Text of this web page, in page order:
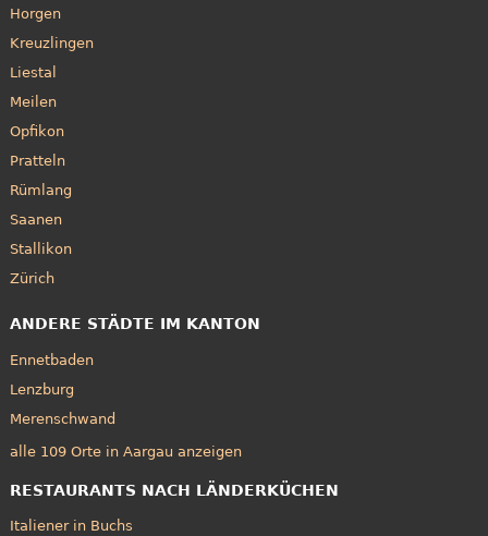
Horgen
Kreuzlingen
Liestal
Meilen
Opfikon
Pratteln
Rümlang
Saanen
Stallikon
Zürich
ANDERE STÄDTE IM KANTON
Ennetbaden
Lenzburg
Merenschwand
alle 109 Orte in Aargau anzeigen
RESTAURANTS NACH LÄNDERKÜCHEN
Italiener in Buchs